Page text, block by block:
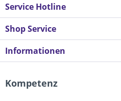
Service Hotline
Shop Service
Informationen
Kompetenz